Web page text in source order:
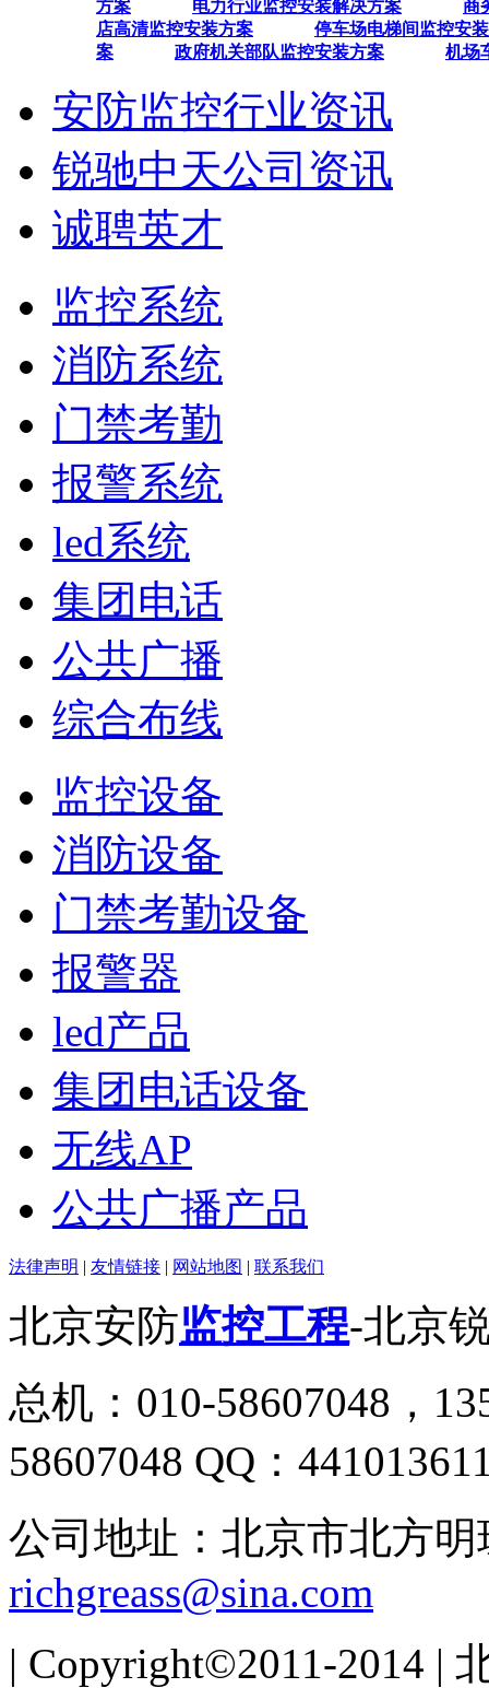
方案 电力行业监控安装解决方案
商
店高清监控安装方案
停车场电梯间监控安
案
政府机关部队监控安装方案 机场
安防监控行业资讯
锐驰中天公司资讯
诚聘英才
监控系统
消防系统
门禁考勤
报警系统
led系统
集团电话
公共广播
综合布线
监控设备
消防设备
门禁考勤设备
报警器
led产品
集团电话设备
无线AP
公共广播产品
法律声明 | 友情链接 | 网站地图 | 联系我们
北京安防监控工程-北京
总机：010-58607048，
58607048 QQ：
公司地址：北京市北方明
richgreass@sina.com
| Copyright©2011-2014 |